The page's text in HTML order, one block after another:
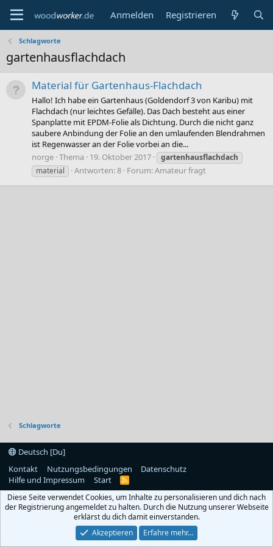
Anmelden Registrieren
Schlagworte
gartenhausflachdach
Material für Gartenhaus-Flachdach
Hallo! Ich habe ein Gartenhaus (Goldendorf 3 von Karibu) mit
Flachdach (nur leichtes Gefälle). Das Dach besteht aus einer
Spanplatte mit EPDM-Folie als Dichtung. Durch die nicht ganz
saubere Anbindung der Folie an den umlaufenden Blendrahmen
ist Regenwasser an der Folie vorbei an die...
norge Thema 19. Oktober 2017
gartenhausflachdach
material
Antworten: 8 Forum:Amateur fragt
Schlagworte
Deutsch [Du]
Kontakt
Nutzungsbedingungen
Datenschutz
Hilfe und Impressum
Start
R
S
Diese Seite verwendet Cookies, um Inhalte zu personalisieren und dich nach
der Registrierung angemeldet zu halten. Durch die Nutzung unserer Webseite
erklärst du dich damit einverstanden.
Akzeptieren
Erfahre mehr…